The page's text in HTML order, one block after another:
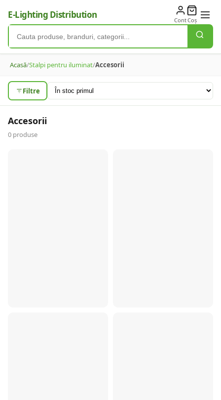
E-Lighting Distribution ContCoș
Acasă/Stalpi pentru iluminat/Accesorii
Filtre
Accesorii
0 produse